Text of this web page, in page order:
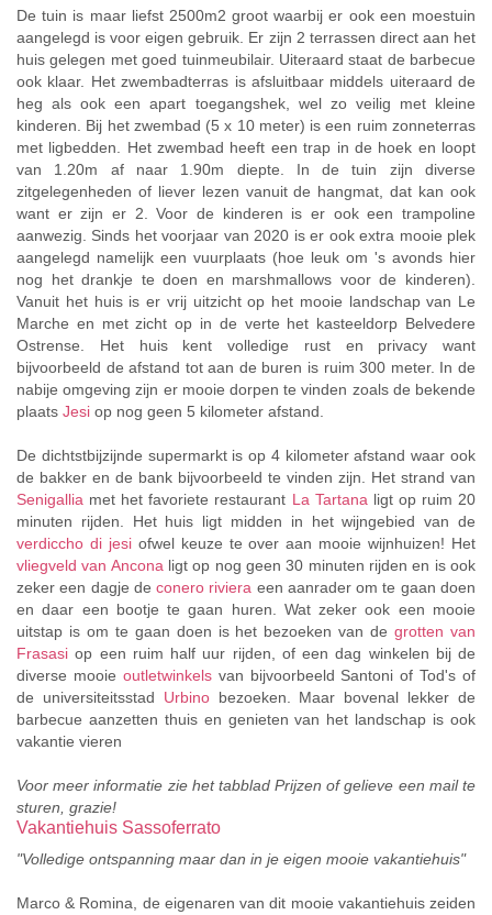
De tuin is maar liefst 2500m2 groot waarbij er ook een moestuin
aangelegd is voor eigen gebruik. Er zijn 2 terrassen direct aan het
huis gelegen met goed tuinmeubilair. Uiteraard staat de barbecue
ook klaar. Het zwembadterras is afsluitbaar middels uiteraard de
heg als ook een apart toegangshek, wel zo veilig met kleine
kinderen. Bij het zwembad (5 x 10 meter) is een ruim zonneterras
met ligbedden. Het zwembad heeft een trap in de hoek en loopt
van 1.20m af naar 1.90m diepte. In de tuin zijn diverse
zitgelegenheden of liever lezen vanuit de hangmat, dat kan ook
want er zijn er 2. Voor de kinderen is er ook een trampoline
aanwezig. Sinds het voorjaar van 2020 is er ook extra mooie plek
aangelegd namelijk een vuurplaats (hoe leuk om 's avonds hier
nog het drankje te doen en marshmallows voor de kinderen).
Vanuit het huis is er vrij uitzicht op het mooie landschap van Le
Marche en met zicht op in de verte het kasteeldorp Belvedere
Ostrense. Het huis kent volledige rust en privacy want
bijvoorbeeld de afstand tot aan de buren is ruim 300 meter. In de
nabije omgeving zijn er mooie dorpen te vinden zoals de bekende
plaats Jesi op nog geen 5 kilometer afstand.
De dichtstbijzijnde supermarkt is op 4 kilometer afstand waar ook
de bakker en de bank bijvoorbeeld te vinden zijn. Het strand van
Senigallia met het favoriete restaurant La Tartana ligt op ruim 20
minuten rijden. Het huis ligt midden in het wijngebied van de
verdiccho di jesiofwel keuze te over aan mooie wijnhuizen! Het
vliegveld van Ancona ligt op nog geen 30 minuten rijden en is ook
zeker een dagje deconero riviera een aanrader om te gaan doen
en daar een bootje te gaan huren. Wat zeker ook een mooie
uitstap is om te gaan doen is het bezoeken van degrotten van
Frasasi op een ruim half uur rijden, of een dag winkelen bij de
diverse mooie outletwinkelsvan bijvoorbeeld Santoni of Tod's of
de universiteitsstad Urbinobezoeken. Maar bovenal lekker de
barbecue aanzetten thuis en genieten van het landschap is ook
vakantie vieren
Voor meer informatie zie het tabblad Prijzen of gelieve een mail te
sturen, grazie!
Vakantiehuis Sassoferrato
"Volledige ontspanning maar dan in je eigen mooie vakantiehuis"
Marco & Romina, de eigenaren van dit mooie vakantiehuis zeiden